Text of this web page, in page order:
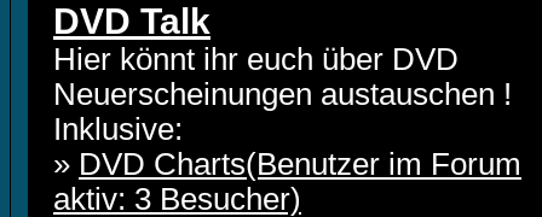
DVD Talk
Hier könnt ihr euch über DVD
Neuerscheinungen austauschen !
Inklusive:
» DVD Charts(Benutzer im Forum
aktiv: 3 Besucher)